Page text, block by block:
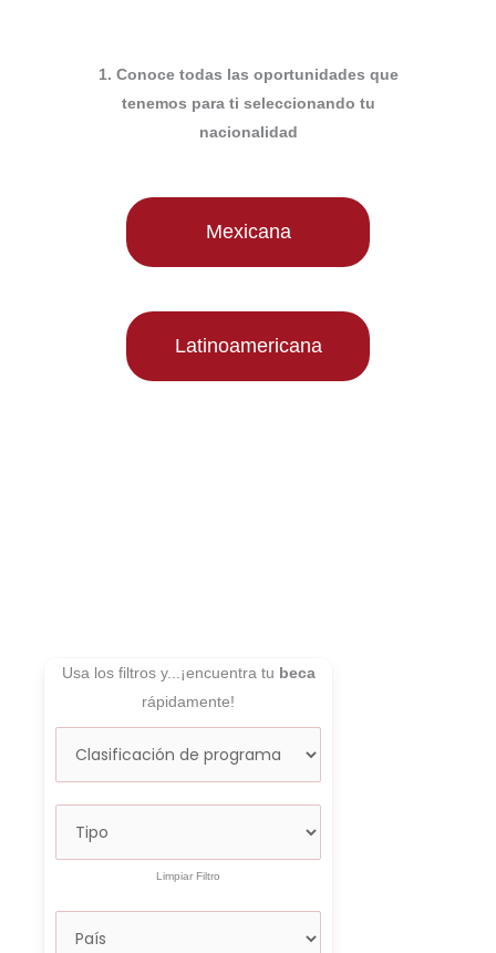
1. Conoce todas las oportunidades que
tenemos para ti seleccionando tu
nacionalidad
Mexicana
Latinoamericana
Usa los filtros y...¡encuentra tu beca
rápidamente!
Limpiar Filtro